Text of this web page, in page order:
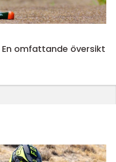
omfattande översikt